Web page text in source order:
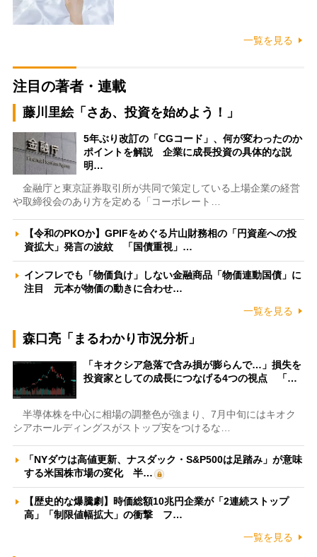
一覧を見る
注目の著者・連載
藤川里絵「さあ、投資を始めよう！」
5年ぶり改訂の「CGコード」、何が変わったのか
ポイントを解説 企業に成長投資の具体的な説
明…
金融庁と東京証券取引所が共同で策定している上場企業の経営
や取締役会のあり方を定める「コーポレート…
【令和のPKOか】GPIFをめぐる片山財務相の「円資産への投
資拡大」発言の波紋 「国債重視」…
インフレでも「物価負け」しない金融商品「物価連動国債」に
注目 元本が物価の動きに合わせ…
一覧を見る
森口亮「まるわかり市況分析」
「キオクシア急落で含み損が膨らんで…」損失を
投資家としての成長につなげる4つの視点 「…
半導体株を中心に相場の調整色が強まり、7月中旬にはキオク
シアホールディングスがストップ安をつけるな…
「NYダウは高値更新、ナスダック・S&P500は足踏み」が意味
する米国株市場の変化 半…
【歴史的な爆騰劇】時価総額10兆円企業が「2連続ストップ
高」「制限値幅拡大」の衝撃 フ…
一覧を見る